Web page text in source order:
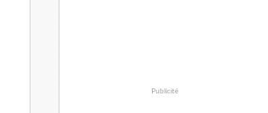
Publicité